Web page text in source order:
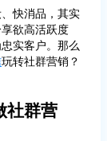
快消品，其实
欲高活跃度
实客户。那么
玩转社群营销？
社群营